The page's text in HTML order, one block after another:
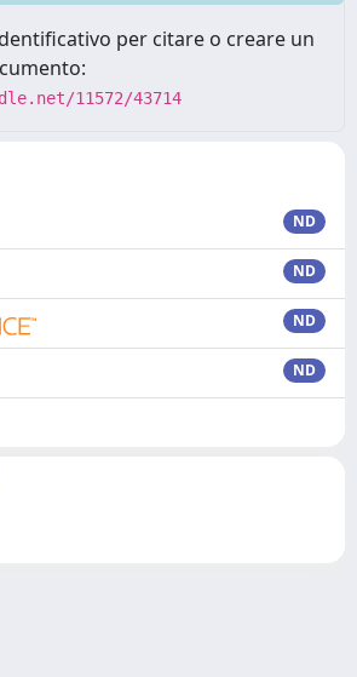
per citare o creare un
11572/43714
ND
ND
ND
ND